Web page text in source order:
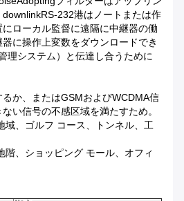
232港はノートまたは作
ローカル監督に遠隔に中継器の働
に操作上変数をダウンロードでき
理システム）と伝達し合うために
か、またはGSMおよびWCDMA信
い信号の不感区域を満たすため。
域、ゴルフ コース、トンネル、工
階、ショッピング モール、オフィ